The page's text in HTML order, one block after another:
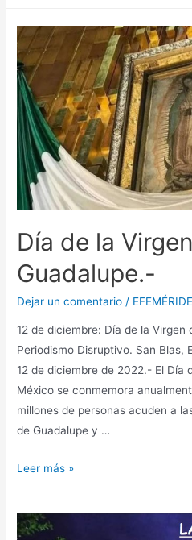
Día de la
Guadalupe.-
Dejar un comentario /
12 de diciembre: Día de la Virgen
Periodismo Disruptivo. San
12 de diciembre de 2022.- El Día
México se conmemora
millones de personas acuden a
de Guadalupe y …
Leer más »